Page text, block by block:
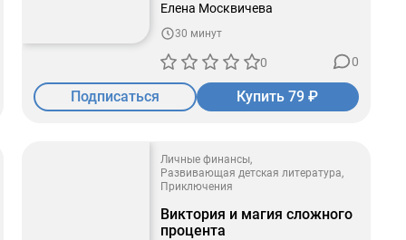
Елена Москвичева
30 минут
0 0
Подписаться Купить 79 ₽
Личные финансы
Развивающая детская литература
Приключения
Виктория и магия сложного
процента